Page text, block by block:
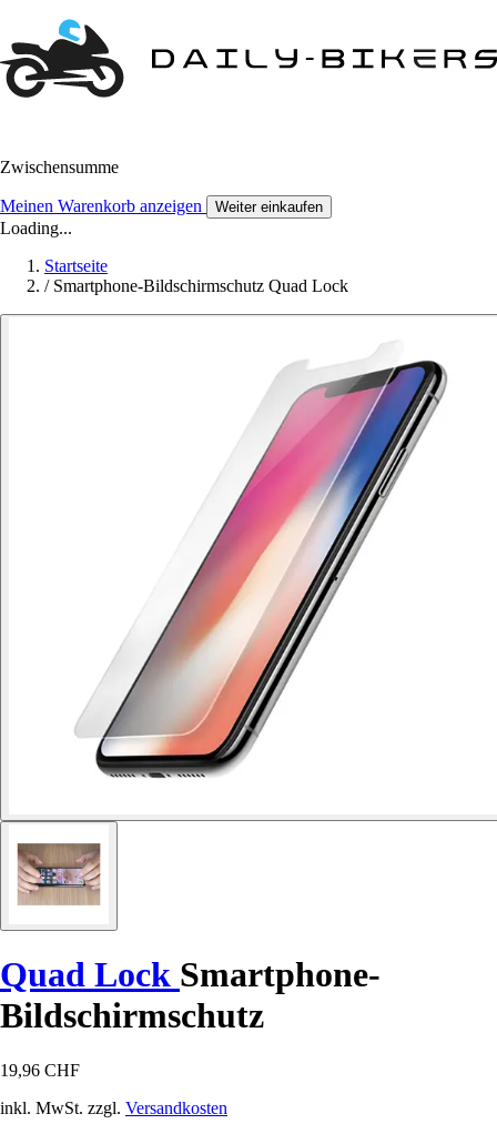
Zwischensumme
Meinen Warenkorb anzeigen Weiter einkaufen
Loading...
Startseite
/ Smartphone-Bildschirmschutz Quad Lock
Quad Lock Smartphone-
Bildschirmschutz
19,96 CHF
inkl. MwSt. zzgl. Versandkosten